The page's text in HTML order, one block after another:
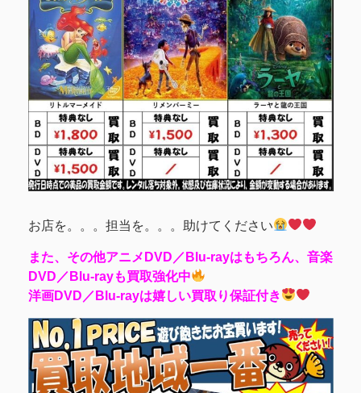
お店を。。。担当を。。。助けてください
また、その他アニメDVD／Blu-rayはもちろん、音楽
DVD／Blu-rayも買取強化中
洋画DVD／Blu-rayは嬉しい買取り保証付き